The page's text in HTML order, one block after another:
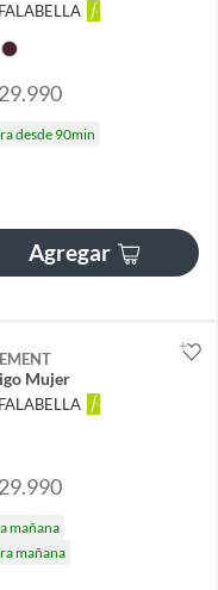
desde 90min
Agregar
Mujer
mañana
mañana